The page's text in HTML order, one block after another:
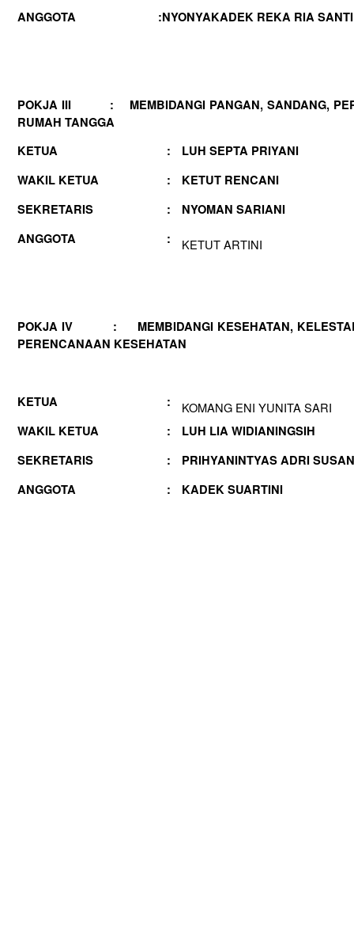
ANGGOTA
:NYONYAKADEK REKA RIA SANTI
POKJA III : MEMBIDANGI PANGAN, SANDANG,
RUMAH TANGGA
KETUA
:
LUH SEPTA PRIYANI
WAKIL KETUA
:
KETUT RENCANI
SEKRETARIS
:
NYOMAN SARIANI
ANGGOTA
: KETUT ARTINI
POKJA IV : MEMBIDANGI KESEHATAN,
PERENCANAAN KESEHATAN
KETUA :
KOMANG ENI YUNITA SARI
WAKIL KETUA
:
LUH LIA WIDIANINGSIH
SEKRETARIS
:
PRIHYANINTYAS ADRI
ANGGOTA
: KADEK SUARTINI